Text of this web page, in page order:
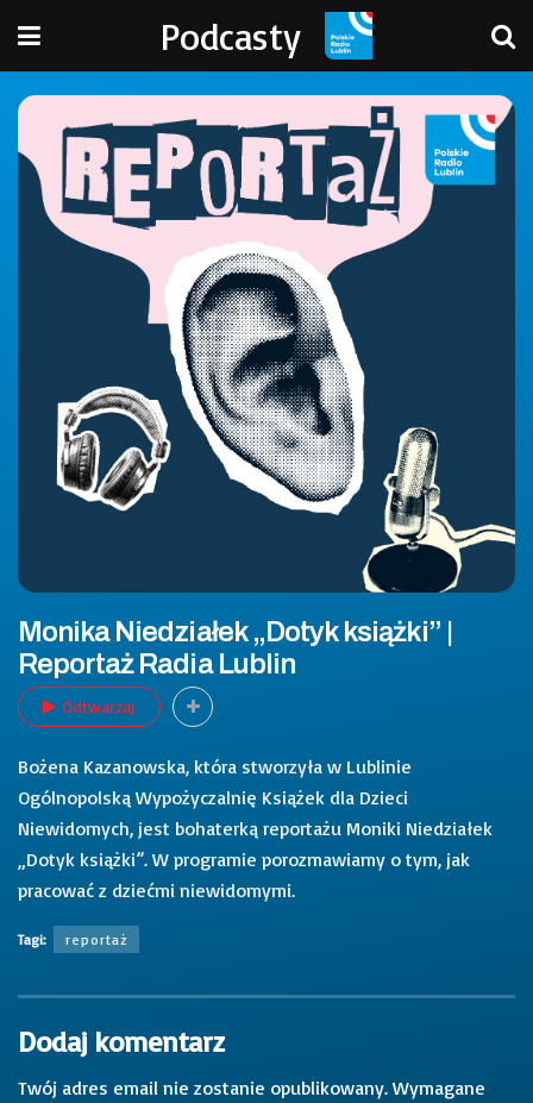
Podcasty
Monika Niedziałek „Dotyk książki” |
Reportaż Radia Lublin
Odtwarzaj
Bożena Kazanowska, która stworzyła w Lublinie
Ogólnopolską Wypożyczalnię Książek dla Dzieci
Niewidomych, jest bohaterką reportażu Moniki Niedziałek
„Dotyk książki”. W programie porozmawiamy o tym, jak
pracować z dziećmi niewidomymi.
Tagi: reportaż
Dodaj komentarz
Twój adres email nie zostanie opublikowany. Wymagane